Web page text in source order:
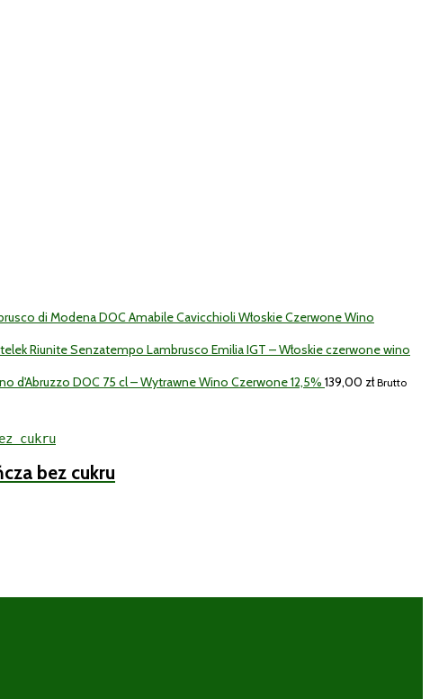
di Modena DOC Amabile Cavicchioli Włoskie Czerwone Wino
Riunite Senzatempo Lambrusco Emilia IGT – Włoskie czerwone wino
d'Abruzzo DOC 75 cl – Wytrawne Wino Czerwone 12,5% 139,00 zł Brutto
bez cukru